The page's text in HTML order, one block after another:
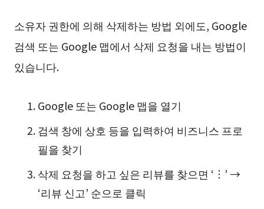
소유자 권한에 의해 삭제하는 방법 외에도, Google
검색 또는 Google 맵에서 삭제 요청을 내는 방법이
있습니다.
Google 또는 Google 맵을 열기
검색 창에 상호 등을 입력하여 비즈니스 프로
필을 찾기
삭제 요청을 하고 싶은 리뷰를 찾으면 ‘︙’ →
‘리뷰 신고’ 순으로 클릭